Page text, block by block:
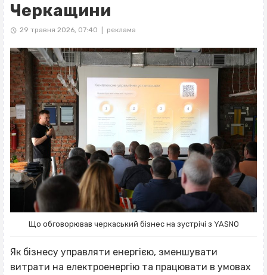
Черкащини
29 травня 2026, 07:40 реклама
Що обговорював черкаський бізнес на зустрічі з YASNO
Як бізнесу управляти енергією, зменшувати
витрати на електроенергію та працювати в умовах